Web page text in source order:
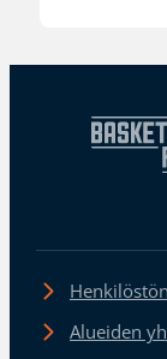
Alueiden